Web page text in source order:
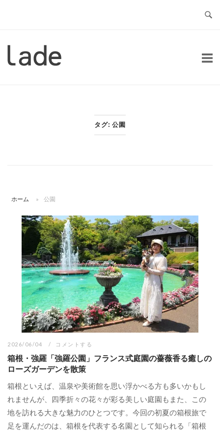
ー
タグ: 公園
ホーム » 公園
2026/06/04 コメントする
箱根・強羅「強羅公園」フランス式庭園の薔薇香る癒しの
ローズガーデンを散策
箱根といえば、温泉や美術館を思い浮かべる方も多いかもし
れませんが、四季折々の花々が彩る美しい庭園もまた、この
地を訪れる大きな魅力のひとつです。今回の初夏の箱根旅で
足を運んだのは、箱根を代表する名園として知られる「箱根